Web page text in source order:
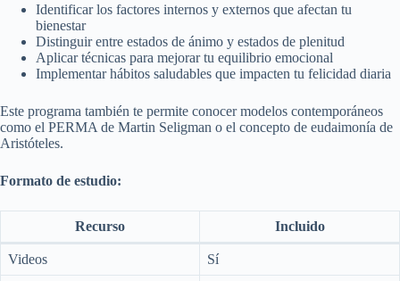
Identificar los factores internos y externos que afectan tu
bienestar
Distinguir entre estados de ánimo y estados de plenitud
Aplicar técnicas para mejorar tu equilibrio emocional
Implementar hábitos saludables que impacten tu felicidad diaria
Este programa también te permite conocer modelos contemporáneos
como el PERMA de Martin Seligman o el concepto de eudaimonía de
Aristóteles.
Formato de estudio:
Recurso Incluido
Videos Sí